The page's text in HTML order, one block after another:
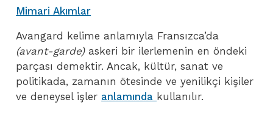
Mimari Akımlar
Avangard kelime anlamıyla Fransızca’da
(avant-garde)askeri bir ilerlemenin en öndeki
parçası demektir. Ancak, kültür, sanat ve
politikada, zamanın ötesinde ve yenilikçi kişiler
ve deneysel işler anlamında kullanılır.